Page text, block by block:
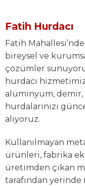
Fatih Hurdacı
Fatih
bireysel ve
çözümler
hurdacı
alüminyum, demir,
hurdalarınızı
alıyoruz.
Kullanılmayan
ürünleri, fabrika
üretimden çıkan
tarafından